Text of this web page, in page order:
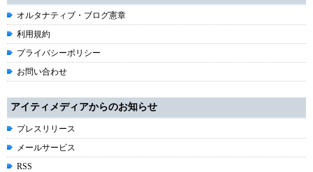
オルタナティブ・ブログ憲章
利用規約
プライバシーポリシー
お問い合わせ
アイティメディアからのお知らせ
プレスリリース
メールサービス
RSS